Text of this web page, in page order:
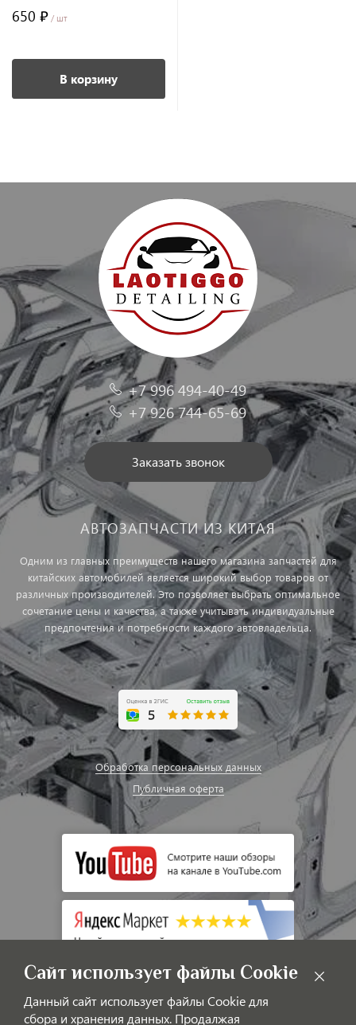
650 ₽ / шт
В корзину
+7 996 494-40-49
+7 926 744-65-69
Заказать звонок
АВТОЗАПЧАСТИ ИЗ КИТАЯ
Одним из главных преимуществ нашего магазина запчастей для
китайских автомобилей является широкий выбор товаров от
различных производителей. Это позволяет выбрать оптимальное
сочетание цены и качества, а также учитывать индивидуальные
предпочтения и потребности каждого автовладельца.
Обработка персональных данных
Публичная оферта
Сайт использует файлы Cookie
Данный сайт использует файлы Cookie для
сбора и хранения данных. Продалжая